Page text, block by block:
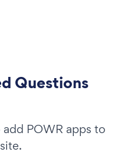
Questions
POWR apps to